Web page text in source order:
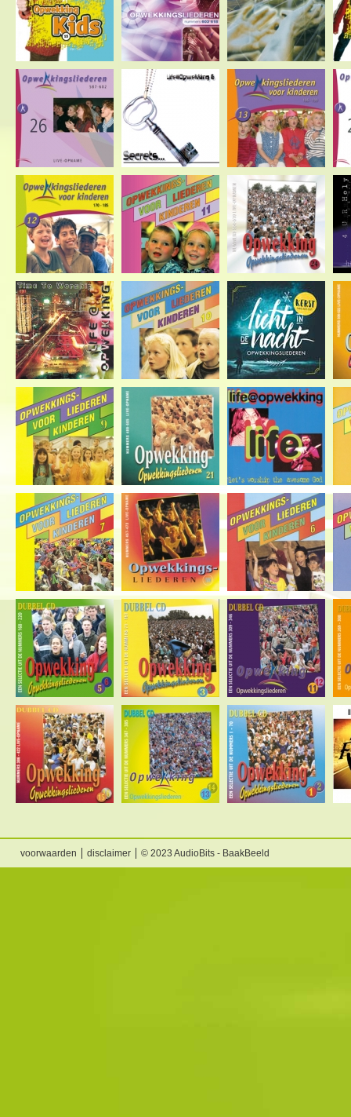
voorwaarden disclaimer © 2023 AudioBits - BaakBeeld